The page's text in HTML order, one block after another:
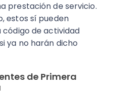
prestación de servicio.
estos sí pueden
código de actividad
ya no harán dicho
de Primera